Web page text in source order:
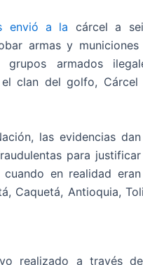
envió a la cárcel a
armas y
armados
clan del golfo, Cárcel
las evidencias
para
en realidad
Caquetá, Antioquia,
realizado a través